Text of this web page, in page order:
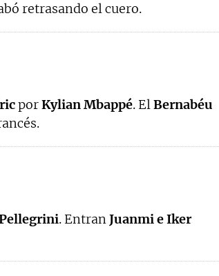
retrasando el cuero.
porKylian Mbappé. ElBernabéu
. EntranJuanmi e Iker